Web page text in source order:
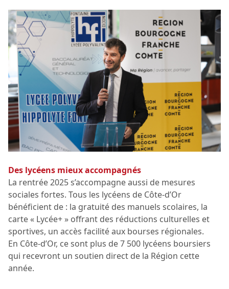
Des lycéens mieux accompagnés
La rentrée 2025 s’accompagne aussi de mesures
sociales fortes. Tous les lycéens de Côte-d’Or
bénéficient de : la gratuité des manuels scolaires, la
carte « Lycée+ » offrant des réductions culturelles et
sportives, un accès facilité aux bourses régionales.
En Côte-d’Or, ce sont plus de 7 500 lycéens boursiers
qui recevront un soutien direct de la Région cette
année.